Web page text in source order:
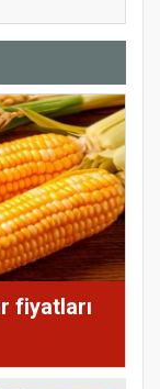
fiyatları